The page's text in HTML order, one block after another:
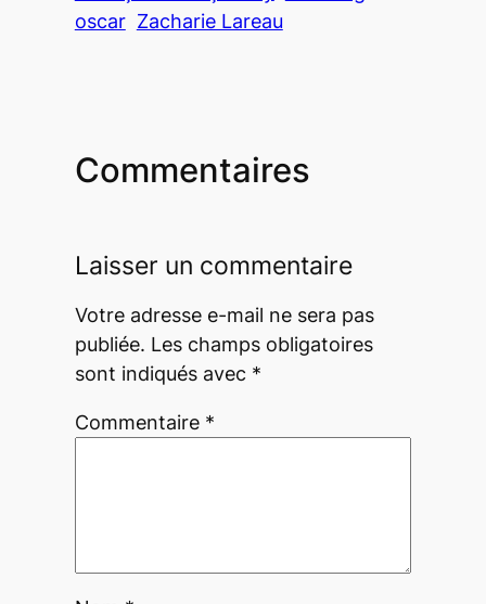
oscar Zacharie Lareau
Commentaires
Laisser un commentaire
Votre adresse e-mail ne sera pas
publiée. Les champs obligatoires
sont indiqués avec *
Commentaire *